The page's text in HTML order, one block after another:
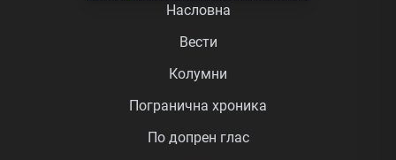
Насловна
Вести
Колумни
Погранична хроника
По допрен глас